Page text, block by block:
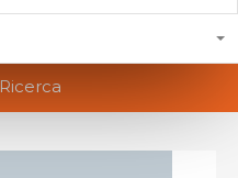
Ricerca